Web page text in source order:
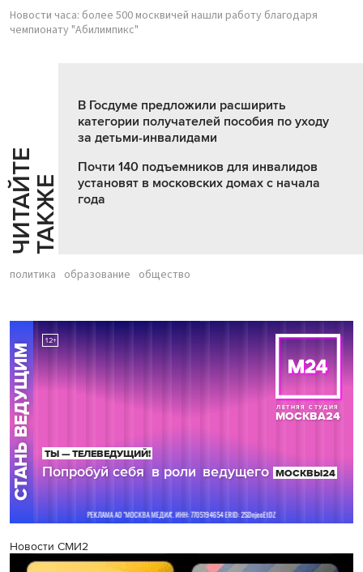
Новости часа: более 500 москвичей нашли работу благодаря
чемпионату "Абилимпикс"
Ч
И
Т
АЙ
Т
Е
Т
А
К
ЖЕ
В Госдуме предложили расширить
категории получателей пособия по уходу
за детьми-инвалидами
Почти 140 подъемников для инвалидов
установят в московских домах с начала
года
политика образование общество
Новости СМИ2